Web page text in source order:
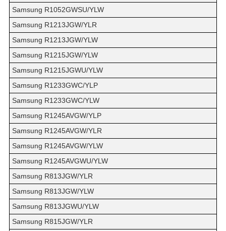
Samsung R1052GWSU/YLW
Samsung R1213JGW/YLR
Samsung R1213JGW/YLW
Samsung R1215JGW/YLW
Samsung R1215JGWU/YLW
Samsung R1233GWC/YLP
Samsung R1233GWC/YLW
Samsung R1245AVGW/YLP
Samsung R1245AVGW/YLR
Samsung R1245AVGW/YLW
Samsung R1245AVGWU/YLW
Samsung R813JGW/YLR
Samsung R813JGW/YLW
Samsung R813JGWU/YLW
Samsung R815JGW/YLR